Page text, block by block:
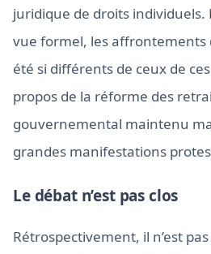
juridique de droits individuels.
vue formel, les affrontements
été si différents de ceux de
propos de la réforme des
gouvernemental maintenu
grandes manifestations
Le débat n’est pas clos
Rétrospectivement, il n’est